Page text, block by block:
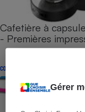
Gérer
Cafetière à
- Premières
CONSEILS